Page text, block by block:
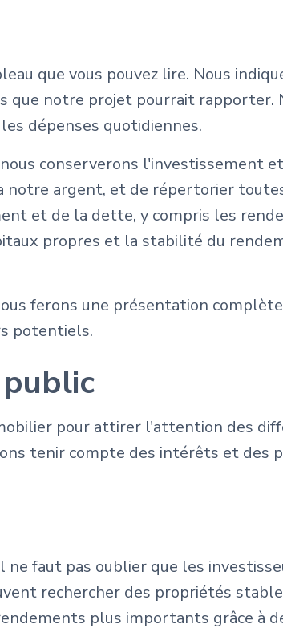
que vous pouvez lire. Nous
que notre projet pourrait rapporter.
dépenses quotidiennes.
conserverons l'investissement
notre argent, et de répertorier
et de la dette, y compris les
propres et la stabilité du
ferons une présentation
potentiels.
pour attirer l'attention des
tenir compte des intérêts et des
ne faut pas oublier que les
rechercher des propriétés
plus importants grâce à